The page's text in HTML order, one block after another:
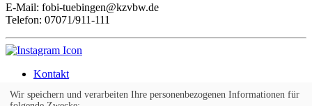
E-Mail: fobi-tuebingen@kzvbw.de
Telefon: 07071/911-111
Kontakt
AGB
Wir speichern und verarbeiten Ihre personenbezogenen Informationen für